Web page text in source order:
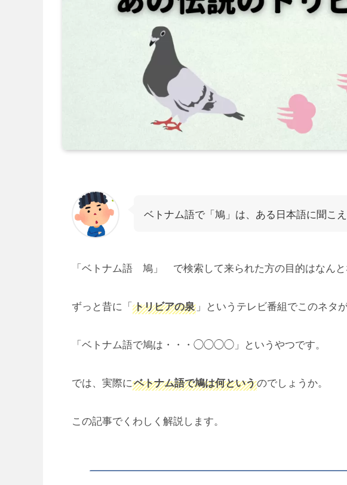
ベトナム語で「鳩」は、ある日本語に聞こ
「ベトナム語 鳩」 で検索して来られた方の目的はなん
ずっと昔に「トリビアの泉 」というテレビ番組でこのネタ
「ベトナム語で鳩は・・・◯◯◯◯」というやつです。
では、実際にベトナム語で鳩は何というのでしょうか。
この記事でくわしく解説します。